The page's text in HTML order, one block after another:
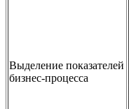
Выделение показателей
бизнес-процесса